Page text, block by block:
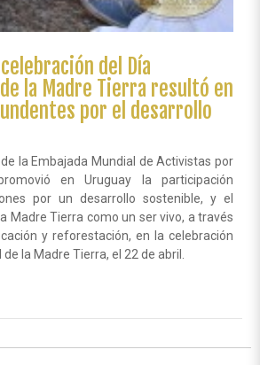
del Día
la Madre Tierra resultó en
por el desarrollo
de la Embajada Mundial de Activistas por
en Uruguay la participación
por un desarrollo sostenible, y el
Madre Tierra como un ser vivo, a través
y reforestación, en la celebración
la Madre Tierra, el 22 de abril.